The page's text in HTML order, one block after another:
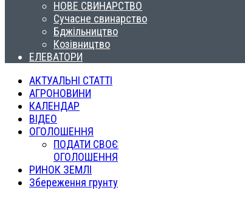
НОВЕ СВИНАРСТВО
Сучасне свинарство
Бджільництво
Козівництво
ЕЛЕВАТОРИ
АКТУАЛЬНІ СТАТТІ
АГРОНОВИНИ
КАЛЕНДАР
ВІДЕО
ОГОЛОШЕННЯ
ПОДАТИ СВОЄ
ОГОЛОШЕННЯ
РИНОК ЗЕМЛІ
Збереження грунту